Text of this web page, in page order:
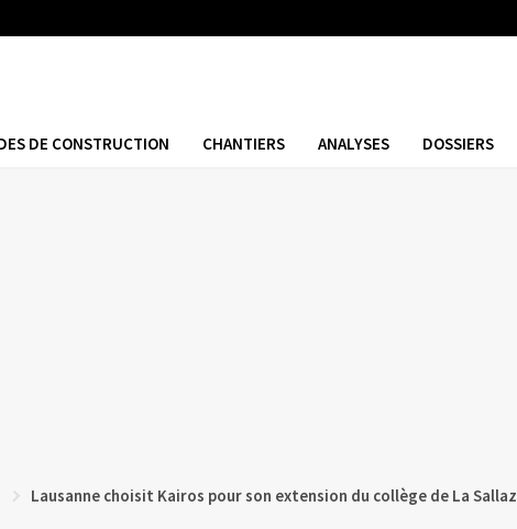
DE CONSTRUCTION CHANTIERS ANALYSES DOSSIERS
Lausanne choisit Kairos pour son extension du collège de La Sallaz